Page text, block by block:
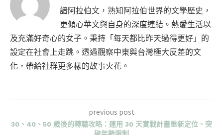
諳阿拉伯文，熟知阿拉伯世界的文學歷史，
更傾心華文與自身的深度連結。熱愛生活以
及充滿好奇心的女子。秉持「每天都比昨天過得更好」的
設定在社會上走跳。透過觀察中東與台灣極大反差的文
化，帶給社群更多樣的故事火花。
previous post
30、40、50 歲後的轉職攻略：運用 30 天實戰計畫重新定位、突